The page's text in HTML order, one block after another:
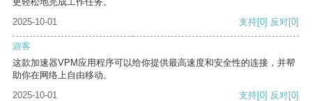
2025-10-01
支持[0] 反对[0]
游客
这款加速器VPM应用程序可以给你提供最高速度和安全性的连接，并帮
助你在网络上自由移动。
2025-10-01
支持[0] 反对[0]